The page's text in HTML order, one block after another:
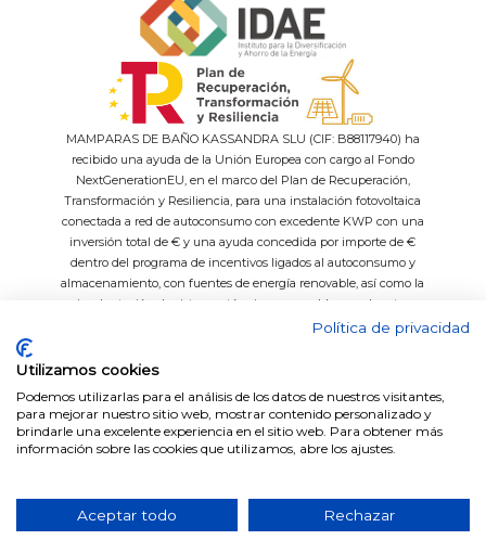
MAMPARAS DE BAÑO KASSANDRA SLU (CIF: B88117940) ha
recibido una ayuda de la Unión Europea con cargo al Fondo
NextGenerationEU, en el marco del Plan de Recuperación,
Transformación y Resiliencia, para una instalación fotovoltaica
conectada a red de autoconsumo con excedente KWP con una
inversión total de € y una ayuda concedida por importe de €
dentro del programa de incentivos ligados al autoconsumo y
almacenamiento, con fuentes de energía renovable, así como la
implantación de sistemas térmicos renovables en el sector
residencial del Ministerio para la Transición Ecológica y el Reto
Easy System
Datos técnicos platos de ducha
© 2026 Grupo Kassandra. Todos los derechos reservados.
Política de privacidad
Utilizamos cookies
Podemos utilizarlas para el análisis de los datos de nuestros visitantes,
para mejorar nuestro sitio web, mostrar contenido personalizado y
brindarle una excelente experiencia en el sitio web. Para obtener más
información sobre las cookies que utilizamos, abre los ajustes.
Aceptar todo Rechazar